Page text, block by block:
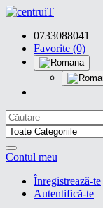
0733088041
Favorite (0)
Contul meu
Înregistrează-te
Autentifică-te